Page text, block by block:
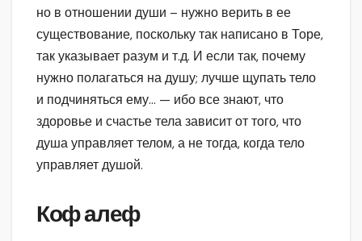
но в отношении души – нужно верить в ее
существование, поскольку так написано в Торе,
так указывает разум и т.д. И если так, почему
нужно полагаться на душу; лучше щупать тело
и подчиняться ему… — ибо все знают, что
здоровье и счастье тела зависит от того, что
душа управляет телом, а не тогда, когда тело
управляет душой.
Коф алеф